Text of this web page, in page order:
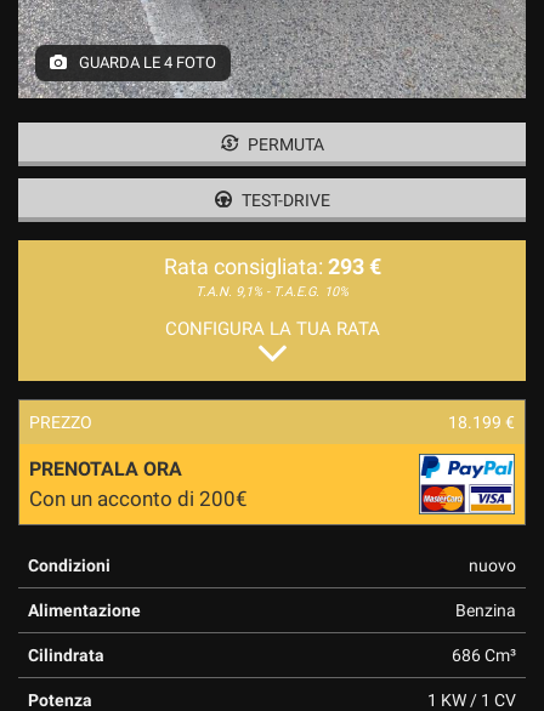
GUARDA LE 4 FOTO
PERMUTA
TEST-DRIVE
Rata consigliata: 293 €
T.A.N. 9,1% - T.A.E.G. 10%
CONFIGURA LA TUA RATA
PREZZO 18.199 €
PRENOTALA ORA
Con un acconto di 200€
Condizioni nuovo
Alimentazione Benzina
Cilindrata 686 Cm³
Potenza 1 KW / 1 CV